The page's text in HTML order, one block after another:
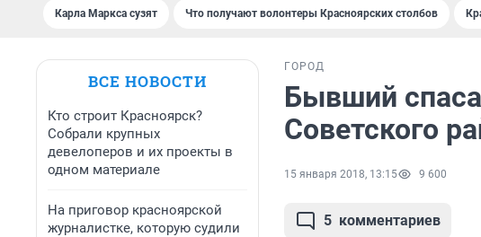
Карла Маркса сузят Что получают волонтеры Красноярских столбов
ВСЕ НОВОСТИ
Кто строит Красноярск?
Собрали крупных
девелоперов и их проекты в
одном материале
На приговор красноярской
журналистке, которую судили
ГОРОД
Бывший
Советского
15 января 2018, 13:15 9 600
5 комментариев